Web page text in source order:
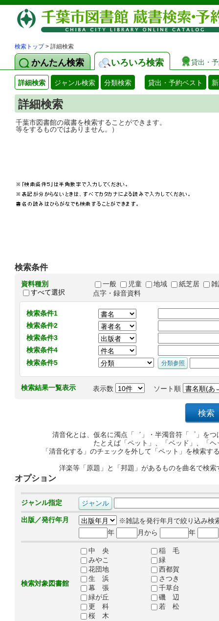
検索トップ> 詳細検索
かんたん検索 いろいろ検索 貸出・
詳細検索 ジャンル検索 分類検索 貸出・予約ベスト
詳細検索
千葉市図書館の蔵書を検索することがで
等をするものではありません。）
検索条件
資料種別
すべて選択
一般 児童 地域 紙芝居
点字・録音資料
検索条件1
検索条件2
検索条件3
検索条件4
検索条件5
検索結果一覧表示 表示数 ソート順
清音化とは、仮名に濁点「゛」・半濁音符「゜」を
たとえば「ペット」、「ベッド」、「
「清音化する」のチェックを外して「ペット」を検索
洋楽等「原題」と「邦題」があるものを曲名で検
オプション
ジャンル指定
出版／発行年月
※雑誌を発行年月で絞り込み検
年
月から 年
検索対象図書館
中 央
稲 毛
みやこ
緑
花団地
西都賀
生 浜
さつき
幕 張
千草台
緑が丘
磯 辺
更 科
若 松
桜 木